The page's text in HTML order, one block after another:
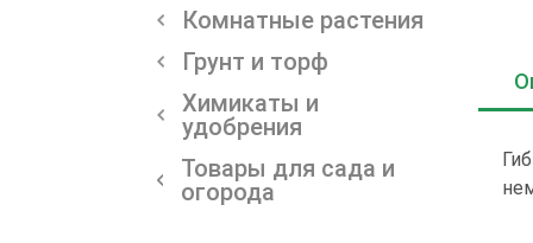
Комнатные растения
Грунт и торф
Химикаты и
удобрения
Товары для сада и
огорода